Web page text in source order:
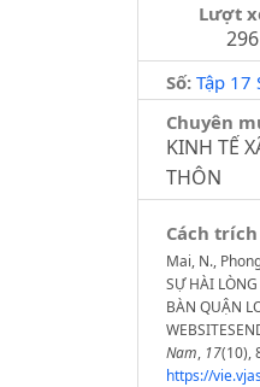
Lượt
296
Số: Tập 17
Chuyên
KINH TẾ
THÔN
Cách
Mai, N.,
SỰ HÀI
BÀN QUẬN
Nam, 17(10),
https://